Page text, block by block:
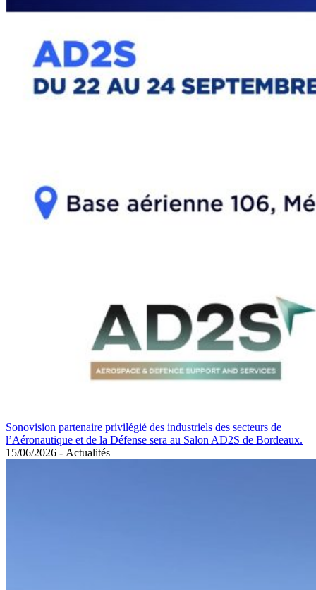
Sonovision partenaire privilégié des industriels des secteurs de
l’Aéronautique et de la Défense sera au Salon AD2S de Bordeaux.
15/06/2026 - Actualités